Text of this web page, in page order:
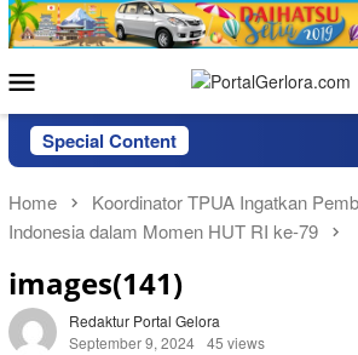
Skip
to
Menu
Special Content
Home
Koordinator TPUA Ingatkan
Indonesia dalam Momen HUT RI ke-79
images(141)
Redaktur Portal Gelora
September 9, 2024 45 views